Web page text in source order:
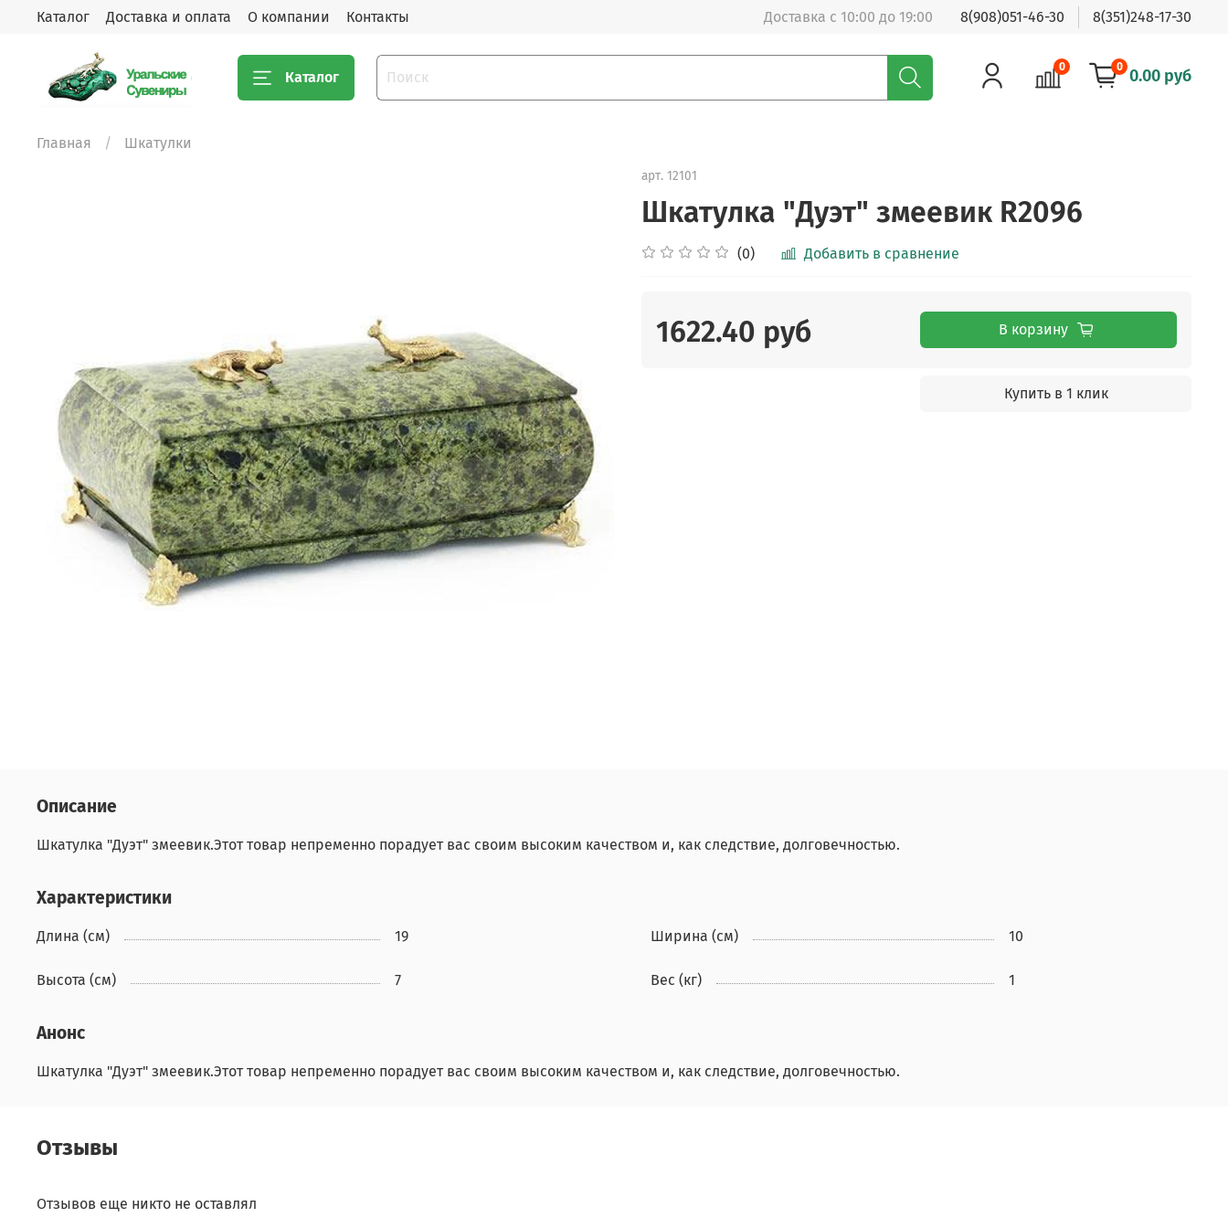
Каталог Доставка и оплата О компании Контакты Доставка с 10:00 до 19:00 8(908)051-46-30 8(351)248-17-30
Каталог
0 0 0.00 руб
Главная Шкатулки
арт. 12101
Шкатулка "Дуэт" змеевик R2096
(0) Добавить в сравнение
1622.40 руб В корзину
Купить в 1 клик
Описание
Шкатулка "Дуэт" змеевик.Этот товар непременно порадует вас своим высоким качеством и, как следствие, долговечностью.
Характеристики
Длина (см) 19 Ширина (см) 10
Высота (см) 7 Вес (кг) 1
Анонс
Шкатулка "Дуэт" змеевик.Этот товар непременно порадует вас своим высоким качеством и, как следствие, долговечностью.
Отзывы
Отзывов еще никто не оставлял